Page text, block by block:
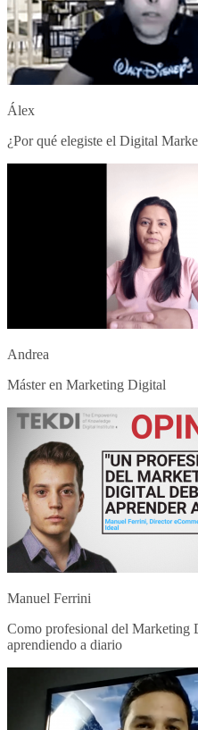
Álex
¿Por qué elegiste el Digital
Andrea
Máster en Marketing Digital
Manuel Ferrini
Como profesional del Marketing
aprendiendo a diario